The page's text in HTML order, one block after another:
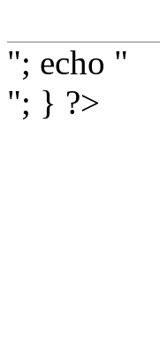
"; echo "
"; } ?>